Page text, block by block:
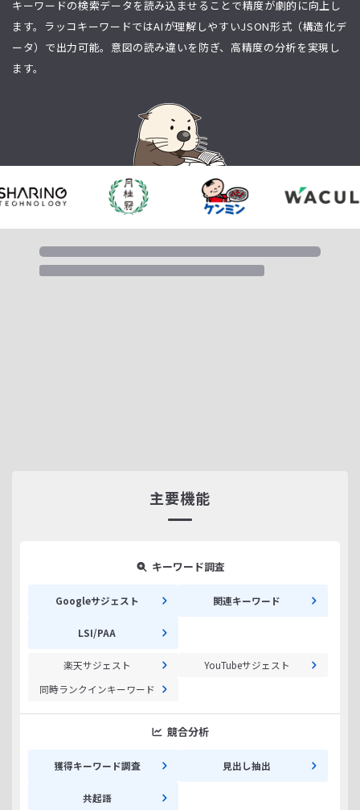
キーワードの検索データを読み込ませることで精度が劇的に向上し
ます。ラッコキーワードではAIが理解しやすいJSON形式（構造化デ
ータ）で出力可能。意図の読み違いを防ぎ、高精度の分析を実現し
ます。
主要機能
キーワード調査
Googleサジェスト 関連キーワード
LSI/PAA
楽天サジェスト
YouTubeサジェスト
同時ランクインキーワード
競合分析
獲得キーワード調査 見出し抽出
共起語